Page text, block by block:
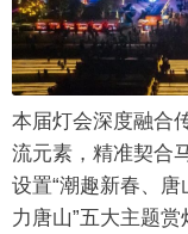
本届灯会深度融合
流元素，精准契合
设置“潮趣新春、
力唐山”五大主题